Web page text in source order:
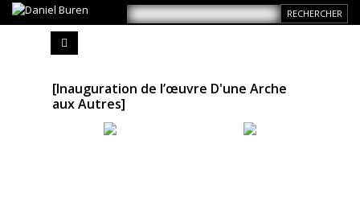
[Inauguration de l’œuvre D'une Arche
aux Autres]